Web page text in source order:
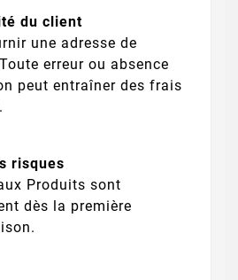
du client
une adresse de
erreur ou absence
peut entraîner des frais
risques
Produits sont
dès la première